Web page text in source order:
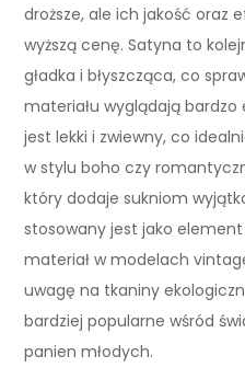
droższe, ale ich jakość oraz
wyższą cenę. Satyna to
gładka i błyszcząca, co
materiału wyglądają
jest lekki i zwiewny, co
w stylu boho czy
który dodaje sukniom
stosowany jest jako
materiał w modelach
uwagę na tkaniny
bardziej popularne wśród
panien młodych.